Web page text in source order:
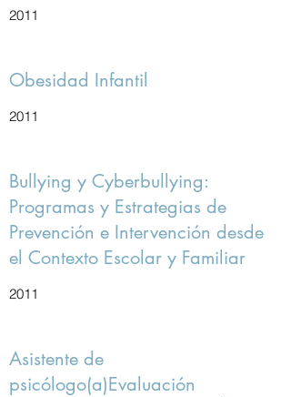
2011
Obesidad Infantil
2011
Bullying y Cyberbullying:
Programas y Estrategias de
Prevención e Intervención desde
el Contexto Escolar y Familiar
2011
Asistente de
psicólogo(a)Evaluación